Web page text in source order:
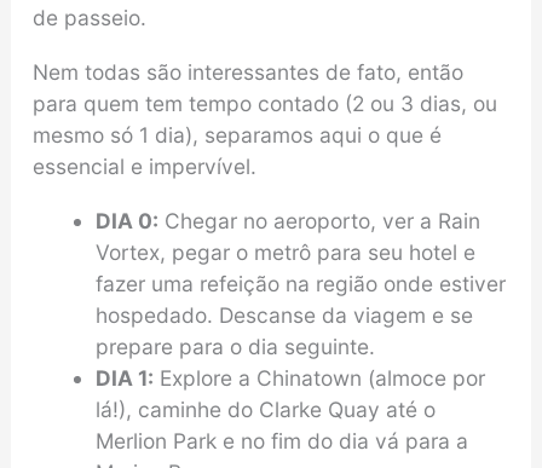
de passeio.
Nem todas são interessantes de fato, então
para quem tem tempo contado (2 ou 3 dias, ou
mesmo só 1 dia), separamos aqui o que é
essencial e impervível.
DIA 0: Chegar no aeroporto, ver a Rain
Vortex, pegar o metrô para seu hotel e
fazer uma refeição na região onde estiver
hospedado. Descanse da viagem e se
prepare para o dia seguinte.
DIA 1: Explore a Chinatown (almoce por
lá!), caminhe do Clarke Quay até o
Merlion Park e no fim do dia vá para a